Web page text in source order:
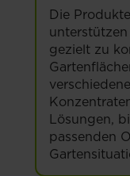
Die
gezielt zu
Lösungen,
passenden